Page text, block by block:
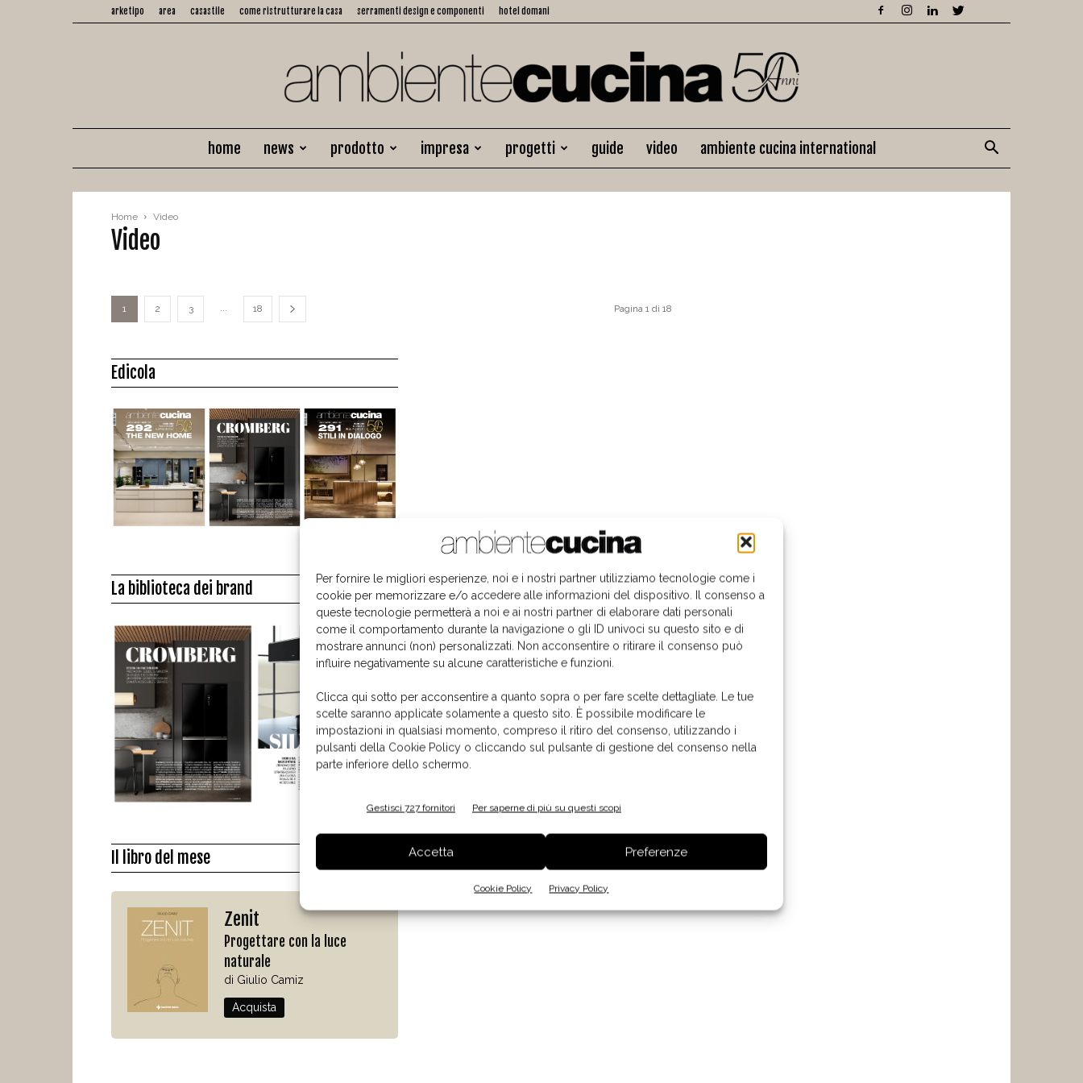
Per fornire le migliori esperienze, noi e i nostri partner utilizziamo tecnologie come i
cookie per memorizzare e/o accedere alle informazioni del dispositivo. Il consenso a
queste tecnologie permetterà a noi e ai nostri partner di elaborare dati personali
come il comportamento durante la navigazione o gli ID univoci su questo sito e di
mostrare annunci (non) personalizzati. Non acconsentire o ritirare il consenso può
influire negativamente su alcune caratteristiche e funzioni.
Clicca qui sotto per acconsentire a quanto sopra o per fare scelte dettagliate. Le tue
scelte saranno applicate solamente a questo sito. È possibile modificare le
impostazioni in qualsiasi momento, compreso il ritiro del consenso, utilizzando i
pulsanti della Cookie Policy o cliccando sul pulsante di gestione del consenso nella
parte inferiore dello schermo.
Gestisci 727 fornitori Per saperne di più su questi scopi
Accetta Preferenze
Cookie Policy Privacy Policy
arketipo area casastile come ristrutturare la casa serramenti design e componenti hotel domani
Ambiente
home news prodotto impresa progetti guide video ambiente cucina international
Home Video
Video
1 2 3 ... 18 Pagina 1 di 18
Edicola
La biblioteca dei brand
Il libro del mese
Zenit
Progettare con la luce
naturale
di Giulio Camiz
Acquista